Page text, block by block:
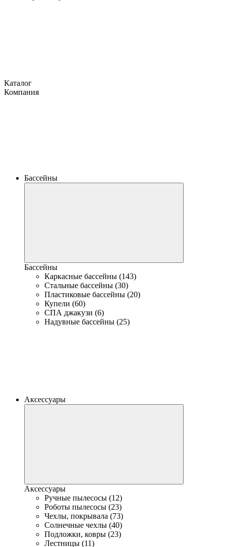
Каталог
Компания
Бассейны
Бассейны
Каркасные бассейны (143)
Стальные бассейны (30)
Пластиковые бассейны (20)
Купели (60)
СПА джакузи (6)
Надувные бассейны (25)
Аксессуары
Аксессуары
Ручные пылесосы (12)
Роботы пылесосы (23)
Чехлы, покрывала (73)
Солнечные чехлы (40)
Подложки, ковры (23)
Лестницы (11)